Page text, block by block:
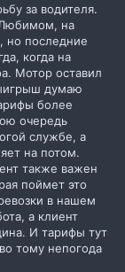
за водителя.
Любимом, на
но последние
когда на
Мотор оставил
думаю
более
очередь
службе, а
на потом.
также важен
поймет это
в нашем
а клиент
И тарифы тут
тому непогода